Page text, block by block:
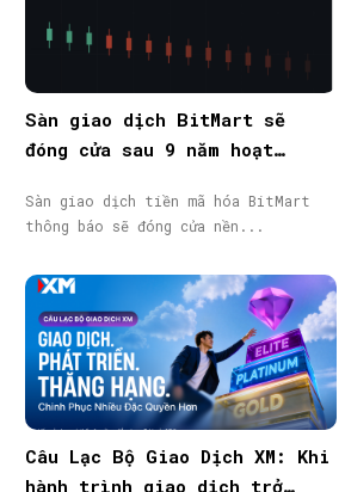
Sàn giao dịch BitMart sẽ
đóng cửa sau 9 năm hoạt
Sàn giao dịch tiền mã hóa BitMart
thông báo sẽ đóng cửa nền...
Câu Lạc Bộ Giao Dịch XM: Khi
hành trình giao dịch trở